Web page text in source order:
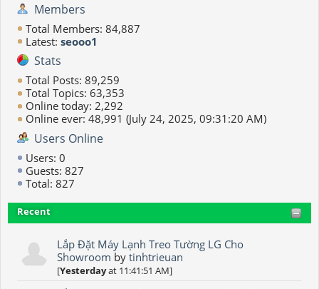
Members
Total Members: 84,887
Latest: seooo1
Stats
Total Posts: 89,259
Total Topics: 63,353
Online today: 2,292
Online ever: 48,991 (July 24, 2025, 09:31:20 AM)
Users Online
Users: 0
Guests: 827
Total: 827
Recent
Lắp Đặt Máy Lạnh Treo Tường LG Cho
Showroom bytinhtrieuan
[Yesterdayat 11:41:51 AM]